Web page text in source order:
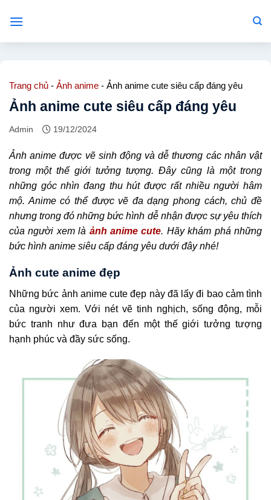
qua
Trang chủ - Ảnh anime - Ảnh anime cute siêu cấp đáng yêu
Ảnh anime cute siêu cấp đáng yêu
Admin 19/12/2024
Ảnh anime được vẽ sinh động và dễ thương các nhân vật
trong một thế giới tưởng tượng. Đây cũng là một trong
những góc nhìn đang thu hút được rất nhiều người hâm
mộ. Anime có thể được vẽ đa dạng phong cách, chủ đề
nhưng trong đó những bức hình dễ nhận được sự yêu thích
của người xem là ảnh anime cute. Hãy khám phá những
bức hình anime siêu cấp đáng yêu dưới đây nhé!
Ảnh cute anime đẹp
Những bức ảnh anime cute đẹp này đã lấy đi bao cảm tình
của người xem. Với nét vẽ tinh nghịch, sống động, mỗi
bức tranh như đưa bạn đến một thế giới tưởng tượng
hạnh phúc và đầy sức sống.